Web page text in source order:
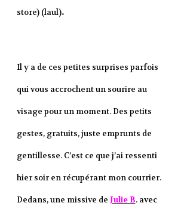
store) (laul).
Il y a de ces petites surprises parfois
qui vous accrochent un sourire au
visage pour un moment. Des petits
gestes, gratuits, juste emprunts de
gentillesse. C’est ce que j’ai ressenti
hier soir en récupérant mon courrier.
Dedans, une missive de Julie B. avec